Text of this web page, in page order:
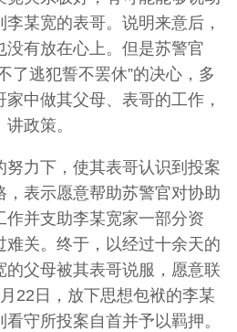
某宽的表哥。说明来意后，
没有放在心上。但是苏警官
了逃犯誓不罢休”的决心，多
中做其父母、表哥的工作，
政策。
努力下，使其表哥认识到投案
，表示愿意帮助苏警官对协助
作并支助李某宽家一部分资
难关。终于，以经过十余天的
的父母被其表哥说服，愿意联
22日，放下思想包袱的李某
守所投案自首并予以羁押。